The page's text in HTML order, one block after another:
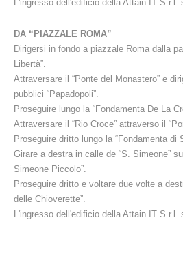
L'ingresso dell'edificio della Attain IT S.r.l.
DA “PIAZZALE ROMA”
Dirigersi in fondo a piazzale Roma dalla
Libertà”.
Attraversare il “Ponte del Monastero” e
pubblici “Papadopoli”.
Proseguire lungo la “Fondamenta De La
Attraversare il “Rio Croce” attraverso il
Proseguire dritto lungo la “Fondamenta di
Girare a destra in calle de “S. Simeone”
Simeone Piccolo”.
Proseguire dritto e voltare due volte a
delle Chioverette”.
L'ingresso dell'edificio della Attain IT S.r.l.